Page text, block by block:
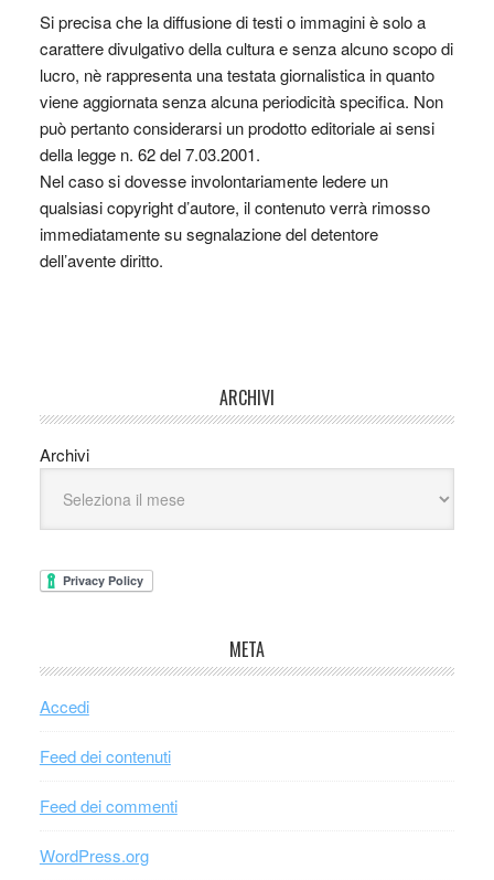
Si precisa che la diffusione di testi o immagini è solo a
carattere divulgativo della cultura e senza alcuno scopo di
lucro, nè rappresenta una testata giornalistica in quanto
viene aggiornata senza alcuna periodicità specifica. Non
può pertanto considerarsi un prodotto editoriale ai sensi
della legge n. 62 del 7.03.2001.
Nel caso si dovesse involontariamente ledere un
qualsiasi copyright d’autore, il contenuto verrà rimosso
immediatamente su segnalazione del detentore
dell’avente diritto.
ARCHIVI
Archivi
META
Accedi
Feed dei contenuti
Feed dei commenti
WordPress.org